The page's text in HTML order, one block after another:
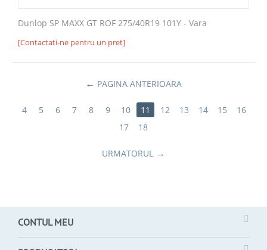
Dunlop SP MAXX GT ROF 275/40R19 101Y - Vara
[Contactati-ne pentru un pret]
PAGINA ANTERIOARA
4 5 6 7 8 9 10 11 12 13 14 15
16
17
18
URMATORUL
CONTUL MEU